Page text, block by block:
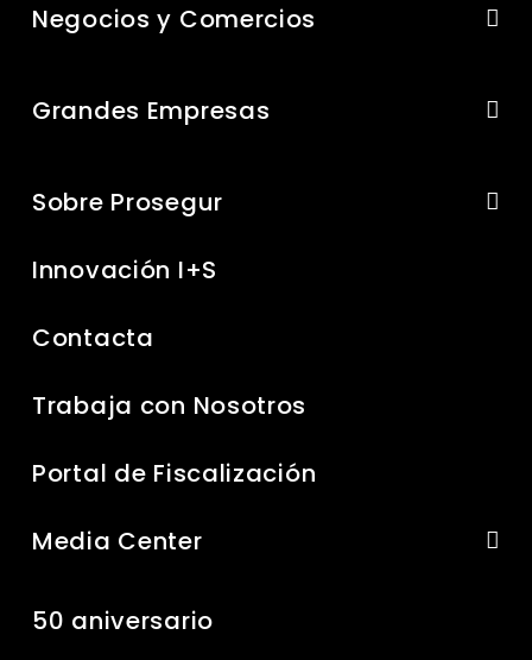
Negocios y Comercios
Grandes Empresas
Sobre Prosegur
Innovación I+S
Contacta
Trabaja con Nosotros
Portal de Fiscalización
Media Center
50 aniversario